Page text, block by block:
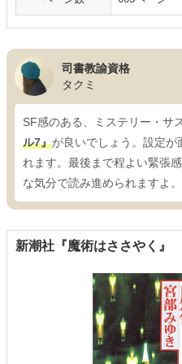
司書教諭資格
タクミ
SF感のある、ミステリー・サ
ル7』が良いでしょう。設定が
れます。最後まで程よい緊張
な気分で読み進められますよ。
新潮社『魔術はささやく』